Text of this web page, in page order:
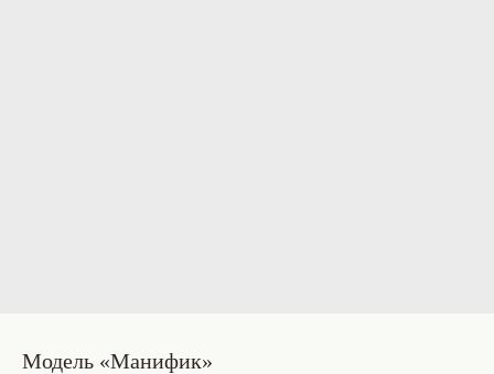
Модель «Манифик»